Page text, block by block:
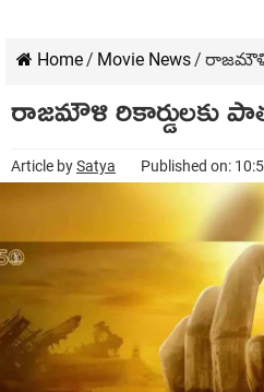
Home/ Movie News/ రాజమౌళి
రాజమౌళి రికార్డులకు
Article bySatya Published on: